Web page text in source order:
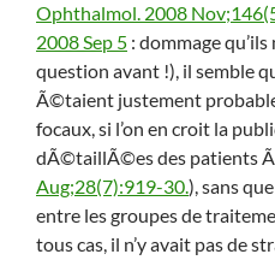
Ophthalmol. 2008
2008 Sep 5 : dommage
question avant !), il semble
Ã©taient justement
focaux, si l’on en croit la
dÃ©taillÃ©es des patients Ã
Aug;28(7):919-30.), sans
entre les groupes de
tous cas, il n’y avait pas de